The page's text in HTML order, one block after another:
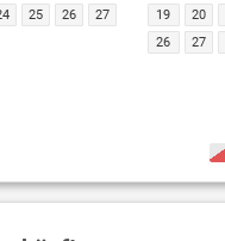
25 26
27
19
20
26
27